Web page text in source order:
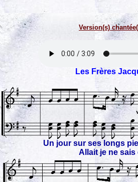
Version(s)
Les Frères
Un jour sur ses longs
Allait je ne sais